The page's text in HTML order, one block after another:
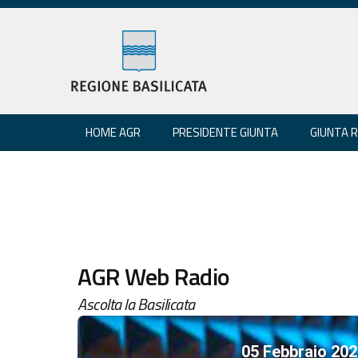
HOME AGR PRESIDENTE GIUNTA GIUNTA
AGR Web Radio
Ascolta la Basilicata
05 Febbraio